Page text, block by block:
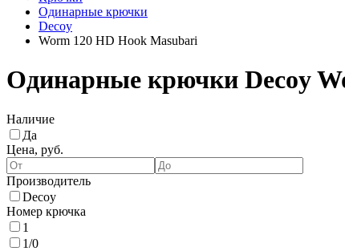
Одинарные крючки
Decoy
Worm 120 HD Hook Masubari
Одинарные крючки Decoy
Наличие
Да
Цена, руб.
Производитель
Decoy
Номер крючка
1
1/0